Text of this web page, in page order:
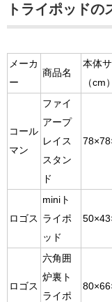
トライポッドの
メーカ
ー
商品名
本体
（cm）
コール
マン
ファイ
アープ
レイス
スタン
ド
ロゴス
miniト
ライポ
ッド
ロゴス
六角囲
炉裏ト
ライポ